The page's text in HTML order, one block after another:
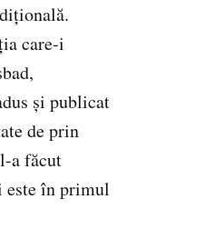
care-i
și publicat
de prin
a făcut
este în primul